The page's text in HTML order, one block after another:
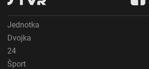
Jednotka
Dvojka
24
Šport